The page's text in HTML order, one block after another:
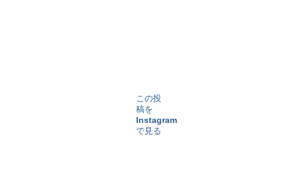
この投
稿を
Instagram
で見る